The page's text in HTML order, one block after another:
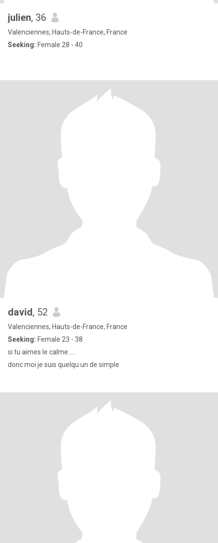
julien, 36
Valenciennes, Hauts-de-France, France
Seeking: Female 28 - 40
david, 52
Valenciennes, Hauts-de-France, France
Seeking: Female 23 - 38
si tu aimes le calme.....
donc moi je suis quelqu un de simple